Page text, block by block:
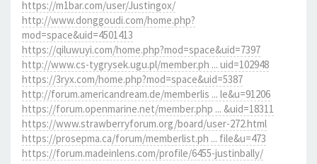
https://m1bar.com/user/Justingox/
http://www.donggoudi.com/home.php?
mod=space&uid=4501413
https://qiluwuyi.com/home.php?mod=space&uid=7397
http://www.cs-tygrysek.ugu.pl/member.ph ... uid=102948
https://3ryx.com/home.php?mod=space&uid=5387
http://forum.americandream.de/memberlis ... le&u=91206
https://forum.openmarine.net/member.php ... &uid=18311
https://www.strawberryforum.org/board/user-272.html
https://prosepma.ca/forum/memberlist.ph ... file&u=473
https://forum.madeinlens.com/profile/6455-justinbally/